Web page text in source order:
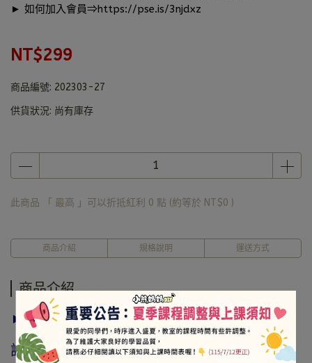
► 如何加入會員⇒https://pse.is/3njdxz
NT$299
商品編號: 202303-27
供貨狀況: 尚有庫存
此商品 「 最高 」可以折抵紅利 0 點 (約等於 NT$0 )
商品介紹 規格說明 運送方式
商品介紹
► 注意事項
訂購前請詳閱「線上訂購流程說明」及「退換